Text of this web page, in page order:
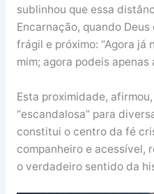
sublinhou que essa
Encarnação, quando
frágil e próximo: “Agora já
mim; agora podeis apenas
Esta proximidade,
“escandalosa” para
constitui o centro da fé
companheiro e acessível,
o verdadeiro sentido da